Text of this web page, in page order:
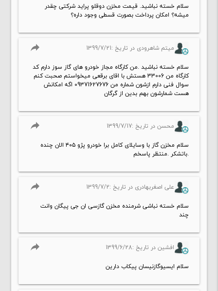
سلام خسته نباشید. قیمت مخزن دوقلو پراید شرکتی چقدر
میشه؟ امکان پرداخت بصورت قسطی وجود داره؟
میتم شاهرودی در تاریخ :1399/7/21 reply
سلام خسته نباشید .من کارگاه مجاز خودرو های گاز سوز دارم کد
کارگاه من 33006 هستش با اقای برقعی میخواستم صحبت کنم
سوال فنی دارم ازشون شماره من 09371627676 اگه امکانش
هست شمارشون بهم بدین از گرگان
محسن در تاریخ :1399/7/17 reply
سلام مخزن گاز با وسایلای کامل برا خودرو پژو ۴۰۵ الان چنده
.باتشکر .منتظر پاسخم
علی اصغربهادری در تاریخ :1399/7/2 reply
سلام خسته نباشی شرمنده مخزن گازسی ان جی پیگان وانت
چند
افشین در تاریخ :1399/6/28 reply
سلام ایسیوگازنیسان پیکاب دارین